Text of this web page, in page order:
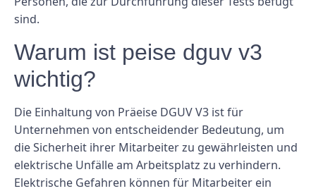
sind.
Warum ist peise dguv v3
wichtig?
Die Einhaltung von Präeise DGUV V3 ist für
Unternehmen von entscheidender Bedeutung, um
die Sicherheit ihrer Mitarbeiter zu gewährleisten und
elektrische Unfälle am Arbeitsplatz zu verhindern.
Elektrische Gefahren können für Mitarbeiter ein